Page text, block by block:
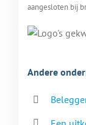
aangesloten bij
Andere